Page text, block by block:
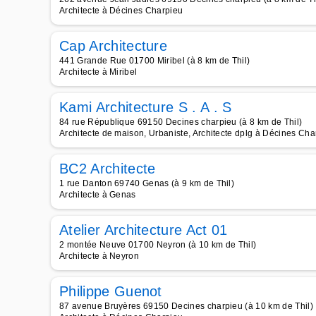
Architecte à Décines Charpieu
Cap Architecture
441 Grande Rue 01700 Miribel (à 8 km de Thil)
Architecte à Miribel
Kami Architecture S . A . S
84 rue République 69150 Decines charpieu (à 8 km de Thil)
Architecte de maison, Urbaniste, Architecte dplg à Décines
BC2 Architecte
1 rue Danton 69740 Genas (à 9 km de Thil)
Architecte à Genas
Atelier Architecture Act 01
2 montée Neuve 01700 Neyron (à 10 km de Thil)
Architecte à Neyron
Philippe Guenot
87 avenue Bruyères 69150 Decines charpieu (à 10 km de Thil)